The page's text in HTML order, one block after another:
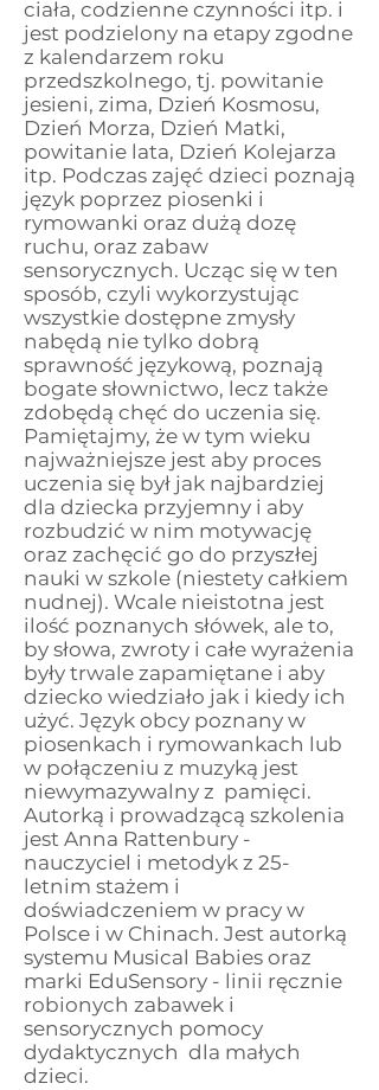
ciała, codzienne czynności itp. i
jest podzielony na etapy zgodne
z kalendarzem roku
przedszkolnego, tj. powitanie
jesieni, zima, Dzień Kosmosu,
Dzień Morza, Dzień Matki,
powitanie lata, Dzień Kolejarza
itp. Podczas zajęć dzieci poznają
język poprzez piosenki i
rymowanki oraz dużą dozę
ruchu, oraz zabaw
sensorycznych. Ucząc się w ten
sposób, czyli wykorzystując
wszystkie dostępne zmysły
nabędą nie tylko dobrą
sprawność językową, poznają
bogate słownictwo, lecz także
zdobędą chęć do uczenia się.
Pamiętajmy, że w tym wieku
najważniejsze jest aby proces
uczenia się był jak najbardziej
dla dziecka przyjemny i aby
rozbudzić w nim motywację
oraz zachęcić go do przyszłej
nauki w szkole (niestety całkiem
nudnej). Wcale nieistotna jest
ilość poznanych słówek, ale to,
by słowa, zwroty i całe wyrażenia
były trwale zapamiętane i aby
dziecko wiedziało jak i kiedy ich
użyć. Język obcy poznany w
piosenkach i rymowankach lub
w połączeniu z muzyką jest
niewymazywalny z pamięci.
Autorką i prowadzącą szkolenia
jest Anna Rattenbury -
nauczyciel i metodyk z 25-
letnim stażem i
doświadczeniem w pracy w
Polsce i w Chinach. Jest autorką
systemu Musical Babies oraz
marki EduSensory - linii ręcznie
robionych zabawek i
sensorycznych pomocy
dydaktycznych dla małych
dzieci.